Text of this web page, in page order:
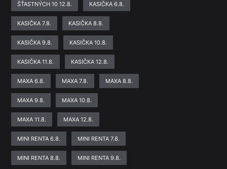
ŠŤASTNÝCH 10 12.8. KASIČKA 6.8.
KASIČKA 7.8. KASIČKA 8.8.
KASIČKA 9.8. KASIČKA 10.8.
KASIČKA 11.8. KASIČKA 12.8.
MAXA 6.8. MAXA 7.8. MAXA 8.8.
MAXA 9.8. MAXA 10.8.
MAXA 11.8. MAXA 12.8.
MINI RENTA 6.8. MINI RENTA 7.8.
MINI RENTA 8.8. MINI RENTA 9.8.